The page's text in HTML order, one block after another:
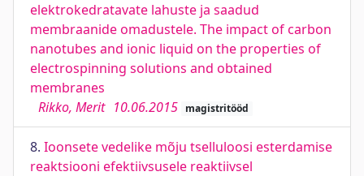
elektrokedratavate lahuste ja saadud
membraanide omadustele. The impact of carbon
nanotubes and ionic liquid on the properties of
electrospinning solutions and obtained
membranes
Rikko, Merit 10.06.2015 magistritööd
8. Ioonsete vedelike mõju tselluloosi esterdamise
reaktsiooni efektiivsusele reaktiivsel